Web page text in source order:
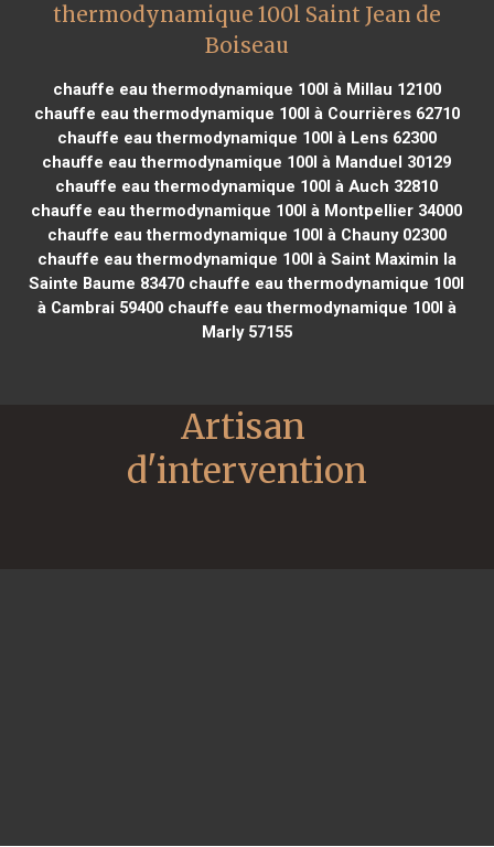
thermodynamique 100l Saint Jean de
Boiseau
chauffe eau thermodynamique 100l à Millau 12100
chauffe eau thermodynamique 100l à Courrières 62710
chauffe eau thermodynamique 100l à Lens 62300
chauffe eau thermodynamique 100l à Manduel 30129
chauffe eau thermodynamique 100l à Auch 32810
chauffe eau thermodynamique 100l à Montpellier 34000
chauffe eau thermodynamique 100l à Chauny 02300
chauffe eau thermodynamique 100l à Saint Maximin la
Sainte Baume 83470 chauffe eau thermodynamique 100l
à Cambrai 59400chauffe eau thermodynamique 100l à
Marly 57155
Artisan
d'intervention